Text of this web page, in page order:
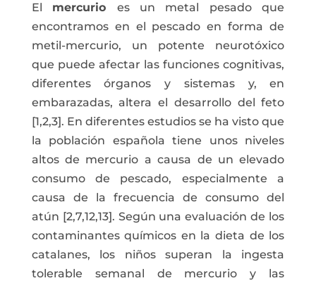
El mercurio es un metal pesado que
encontramos en el pescado en forma de
metil-mercurio, un potente neurotóxico
que puede afectar las funciones cognitivas,
diferentes órganos y sistemas y, en
embarazadas, altera el desarrollo del feto
[1,2,3]. En diferentes estudios se ha visto que
la población española tiene unos niveles
altos de mercurio a causa de un elevado
consumo de pescado, especialmente a
causa de la frecuencia de consumo del
atún [2,7,12,13]. Según una evaluación de los
contaminantes químicos en la dieta de los
catalanes, los niños superan la ingesta
tolerable semanal de mercurio y las